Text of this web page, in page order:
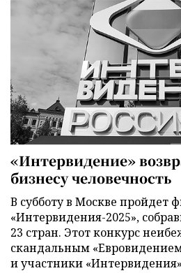
«Интервидение»
бизнесу человечность
В субботу в Москве пройдет
«Интервидения-2025»,
23 стран. Этот конкурс
скандальным
и участники